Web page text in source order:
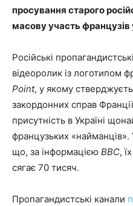
просування старого
масову участь французів
Російські
відеоролик із логотипом
Point, у якому
закордонних справ
присутність в Україні
французьких
що, за інформацією ВВС,
сягає 70 тисяч.
Пропагандистські канали